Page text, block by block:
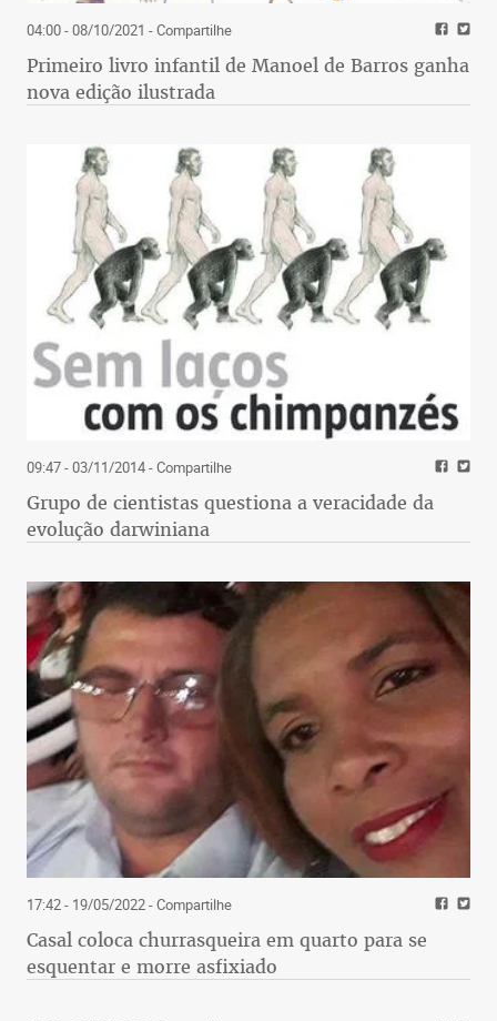
04:00 - 08/10/2021 - Compartilhe
Primeiro livro infantil de Manoel de Barros ganha
nova edição ilustrada
09:47 - 03/11/2014- Compartilhe
Grupo de cientistas questiona a veracidade da
evolução darwiniana
17:42 - 19/05/2022- Compartilhe
Casal coloca churrasqueira em quarto para se
esquentar e morre asfixiado